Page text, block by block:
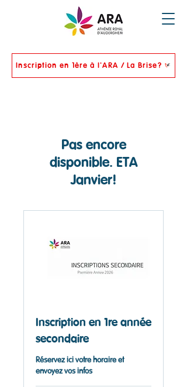
Inscription en 1ère à l'ARA / La Brise?
Pas encore
disponible. ETA
Janvier!
Inscription en 1re année
secondaire
Réservez ici votre horaire et
envoyez vos infos